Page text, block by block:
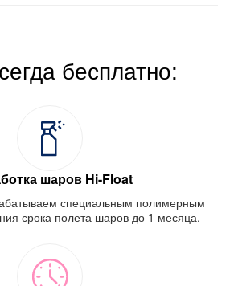
бесплатно:
шаров Hi-Float
специальным полимерным
срока полета шаров до 1 месяца.